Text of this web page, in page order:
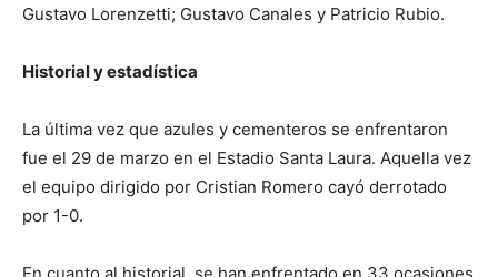
Gustavo Lorenzetti; Gustavo Canales y Patricio Rubio.
Historial y estadística
La última vez que azules y cementeros se enfrentaron
fue el 29 de marzo en el Estadio Santa Laura. Aquella vez
el equipo dirigido por Cristian Romero cayó derrotado
por 1-0.